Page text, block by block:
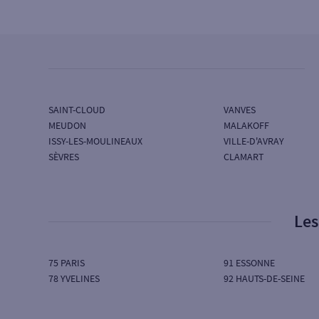
4
Agence BOULOGNE ROLAND
GARROS
SG SOCIETE GENERALE
5 Agence BOULOGNE SEMBAT
SAINT-CLOUD
MEUDON
ISSY-LES-MOULINEAUX
SÈVRES
VANVES
MALAKOFF
VILLE-D'AVRAY
CLAMART
75 PARIS
78 YVELINES
91 ESSONNE
92 HAUTS-DE-SEINE